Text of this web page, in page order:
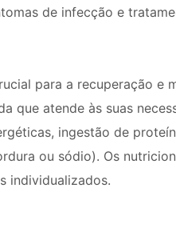
de infecção e
para a recuperação e
que atende às suas
ingestão de
ou sódio). Os
individualizados.